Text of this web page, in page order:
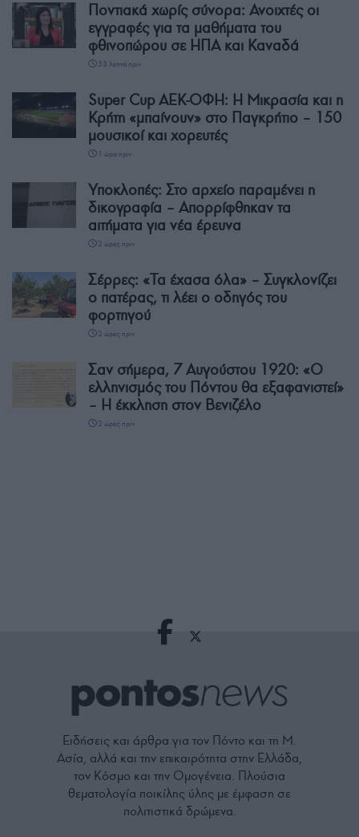
Ποντιακά χωρίς σύνορα: Ανοιχτές οι
εγγραφές για τα μαθήματα του
φθινοπώρου σε ΗΠΑ και Καναδά
53 λεπτά πριν
Super Cup ΑΕΚ-ΟΦΗ: Η Μικρασία και η
Κρήτη «μπαίνουν» στο Παγκρήτιο – 150
μουσικοί και χορευτές
1 ώρα πριν
Υποκλοπές: Στο αρχείο παραμένει η
δικογραφία – Απορρίφθηκαν τα
αιτήματα για νέα έρευνα
2 ώρες πριν
Σέρρες: «Τα έχασα όλα» – Συγκλονίζει
ο πατέρας, τι λέει ο οδηγός του
φορτηγού
2 ώρες πριν
Σαν σήμερα, 7 Αυγούστου 1920: «Ο
ελληνισμός του Πόντου θα εξαφανιστεί»
– Η έκκληση στον Βενιζέλο
2 ώρες πριν
Ειδήσεις και άρθρα για τον Πόντο και τη Μ.
Ασία, αλλά και την επικαιρότητα στην Ελλάδα,
τον Κόσμο και την Ομογένεια. Πλούσια
θεματολογία ποικίλης ύλης με έμφαση σε
πολιτιστικά δρώμενα.